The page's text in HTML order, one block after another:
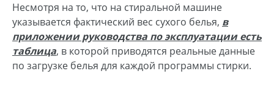
Несмотря на то, что на стиральной машине
указывается фактический вес сухого белья, в
приложении руководства по эксплуатации есть
таблица, в которой приводятся реальные данные
по загрузке белья для каждой программы стирки.